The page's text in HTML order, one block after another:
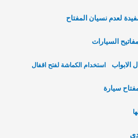
لعدم نسيان المفتاح
مفاتيح السيارات
الابواب استخدام الكماشة لفتح اقفال
سيارة